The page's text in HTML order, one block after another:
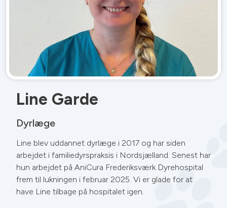
Line Garde
Dyrlæge
Line blev uddannet dyrlæge i 2017 og har siden
arbejdet i familiedyrspraksis i Nordsjælland. Senest har
hun arbejdet på AniCura Frederiksværk Dyrehospital
frem til lukningen i februar 2025. Vi er glade for at
have Line tilbage på hospitalet igen.